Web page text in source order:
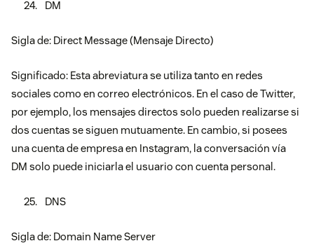
DM
Sigla de: Direct Message (Mensaje Directo)
Significado: Esta abreviatura se utiliza tanto en redes
sociales como en correo electrónicos. En el caso de Twitter,
por ejemplo, los mensajes directos solo pueden realizarse si
dos cuentas se siguen mutuamente. En cambio, si posees
una cuenta de empresa en Instagram, la conversación vía
DM solo puede iniciarla el usuario con cuenta personal.
DNS
Sigla de: Domain Name Server